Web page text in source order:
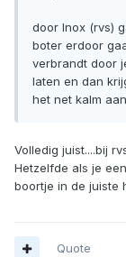
door Inox (rvs)
boter erdoor
verbrandt door
laten en dan
het net kalm
Volledig juist....bij
Hetzelfde als je
boortje in de juiste
Quote